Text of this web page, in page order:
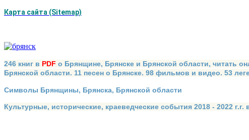
Карта сайта (Sitemap)
246 книг в PDF о Брянщине, Брянске и Брянской области, читать
Брянской области. 11 песен о Брянске. 98 фильмов и видео. 53
Символы Брянщины, Брянска, Брянской области
Культурные, исторические, краеведческие события 2018 - 2022 г.г.